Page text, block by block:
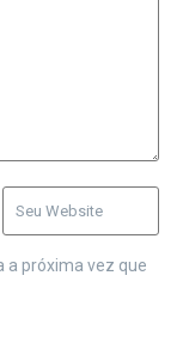
a próxima vez que